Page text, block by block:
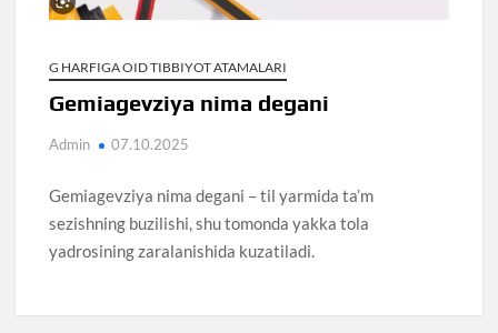
G HARFIGA OID TIBBIYOT ATAMALARI
Gemiagevziya nima degani
Admin 07.10.2025
Gemiagevziya nima degani – til yarmida ta’m
sezishning buzilishi, shu tomonda yakka tola
yadrosining zaralanishida kuzatiladi.